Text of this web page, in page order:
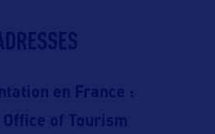
en France :
of Tourism